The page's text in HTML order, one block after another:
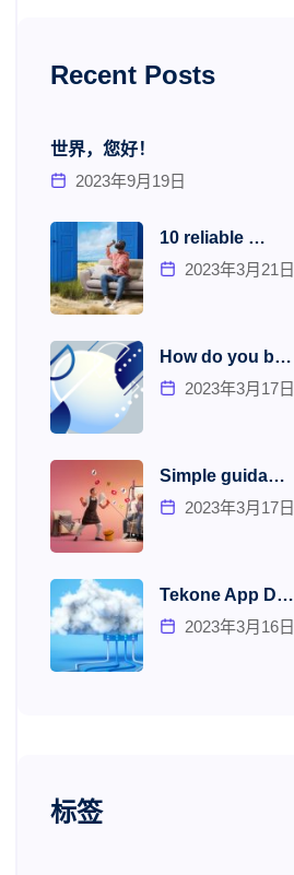
Recent Posts
世界，您好！
2023年9月19日
10 reliable …
2023年3月21日
How do you b…
2023年3月17日
Simple guida…
2023年3月17日
Tekone App D…
2023年3月16日
标签